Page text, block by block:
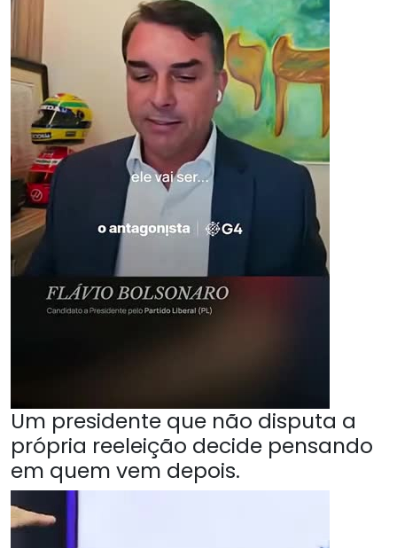
Um presidente que não disputa a
própria reeleição decide pensando
em quem vem depois.